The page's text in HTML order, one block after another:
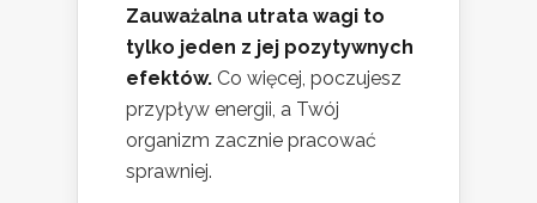
Zauważalna utrata wagi to
tylko jeden z jej pozytywnych
efektów. Co więcej, poczujesz
przypływ energii, a Twój
organizm zacznie pracować
sprawniej.